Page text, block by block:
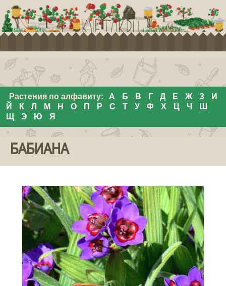
Растения по алфавиту: А Б В Г Д Е Ж З
И
Й
К Л М Н О П Р С Т У Ф Х Ц Ч
Ш
Щ
Э Ю Я
БАБИАНА